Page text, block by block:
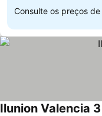
Consulte os preços de
Ilunion Valencia 3